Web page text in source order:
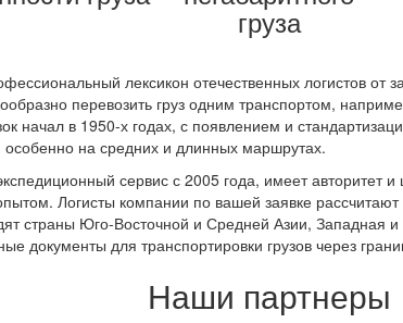
груза
лексикон отечественных логистов
перевозить груз одним транспортом,
начал в 1950-х годах, с появлением и
на средних и длинных маршрутах.
сервис с 2005 года, имеет авторитет
Логисты компании по вашей заявке
страны Юго-Восточной и Средней Азии, Западная
документы для транспортировки грузов через
Наши партнеры